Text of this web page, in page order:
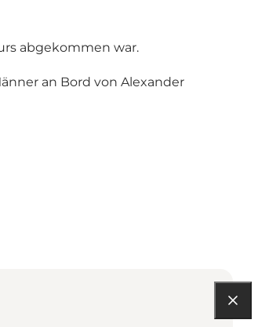
abgekommen war.
an Bord von Alexander